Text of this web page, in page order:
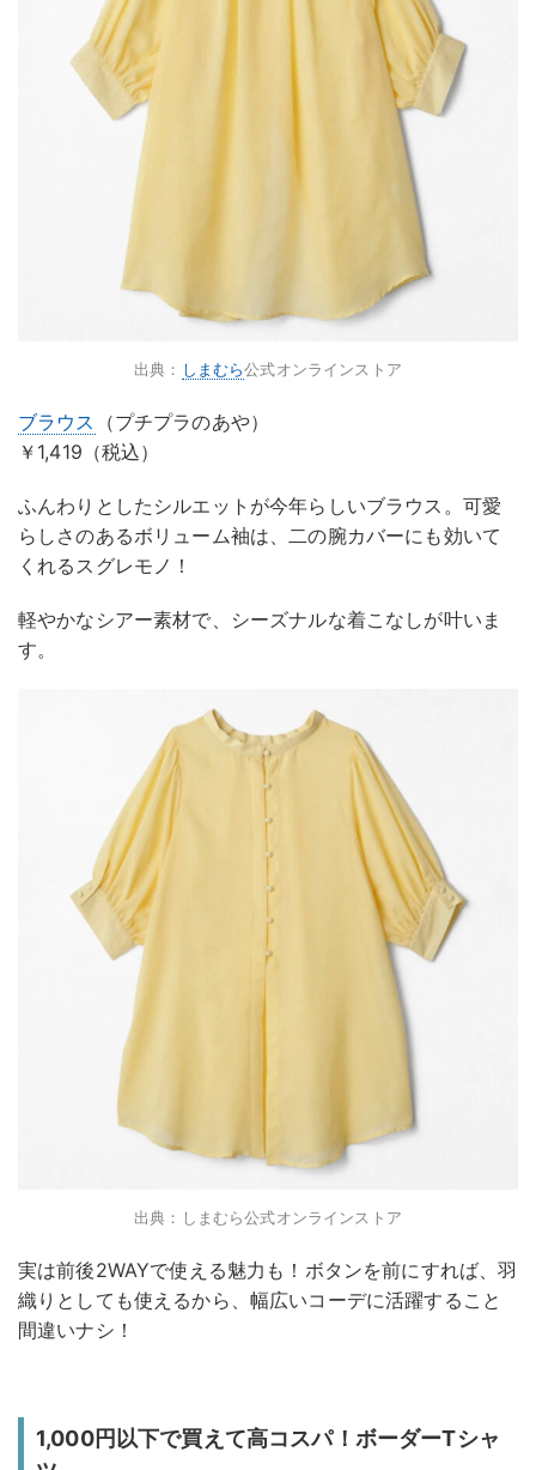
出典： しまむら公式オンラインストア
ブラウス
（プチプラのあや）
￥1,419（税込）
ふんわりとしたシルエットが今年らしいブラウス。可愛
らしさのあるボリューム袖は、二の腕カバーにも効いて
くれるスグレモノ！
軽やかなシアー素材で、シーズナルな着こなしが叶いま
す。
出典：しまむら公式オンラインストア
実は前後2WAYで使える魅力も！ボタンを前にすれば、羽
織りとしても使えるから、幅広いコーデに活躍すること
間違いナシ！
1,000円以下で買えて高コスパ！ボーダーTシャ